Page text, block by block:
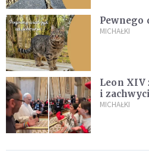
Pewnego
MICHAŁKI
Leon XIV
i
film ma
MICHAŁKI